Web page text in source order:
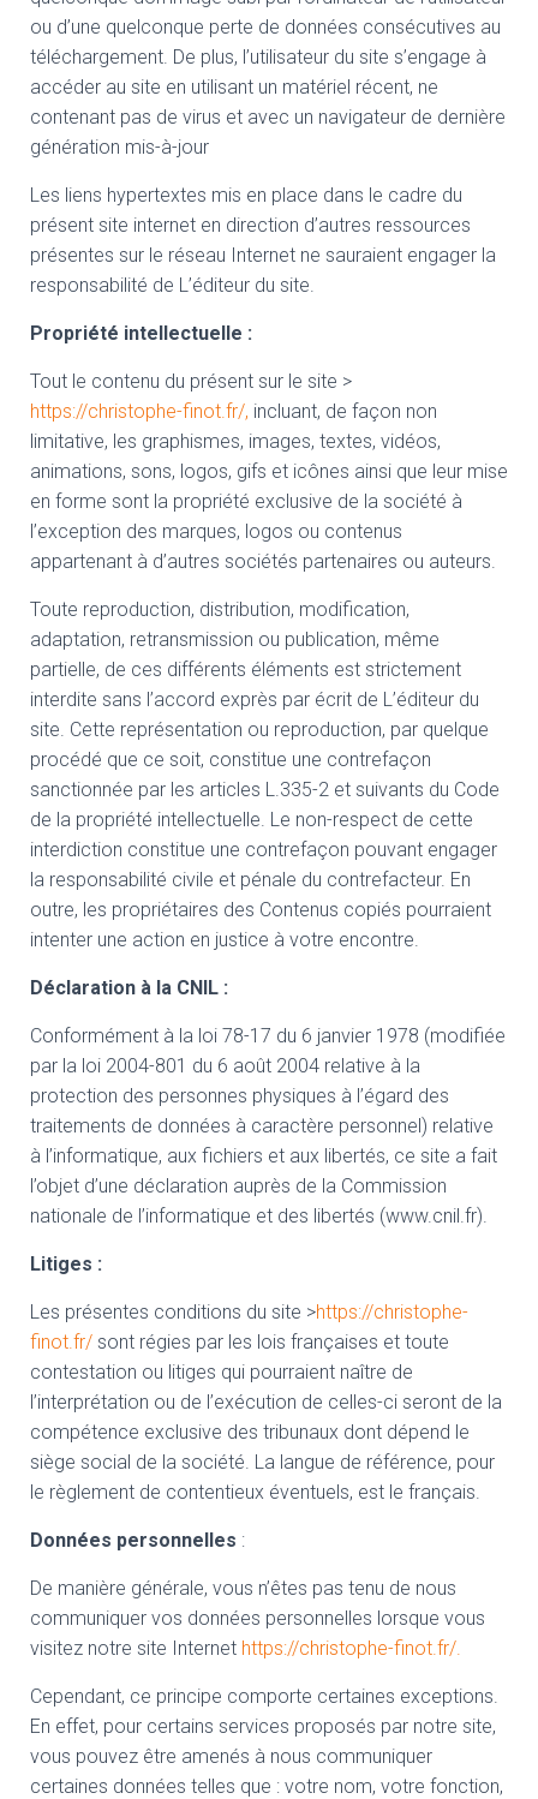
ou d’une quelconque perte de données consécutives au
téléchargement. De plus, l’utilisateur du site s’engage à
accéder au site en utilisant un matériel récent, ne
contenant pas de virus et avec un navigateur de dernière
génération mis-à-jour
Les liens hypertextes mis en place dans le cadre du
présent site internet en direction d’autres ressources
présentes sur le réseau Internet ne sauraient engager la
responsabilité de L’éditeur du site.
Propriété intellectuelle :
Tout le contenu du présent sur le site >
https://christophe-finot.fr/, incluant, de façon non
limitative, les graphismes, images, textes, vidéos,
animations, sons, logos, gifs et icônes ainsi que leur mise
en forme sont la propriété exclusive de la société à
l’exception des marques, logos ou contenus
appartenant à d’autres sociétés partenaires ou auteurs.
Toute reproduction, distribution, modification,
adaptation, retransmission ou publication, même
partielle, de ces différents éléments est strictement
interdite sans l’accord exprès par écrit de L’éditeur du
site. Cette représentation ou reproduction, par quelque
procédé que ce soit, constitue une contrefaçon
sanctionnée par les articles L.335-2 et suivants du Code
de la propriété intellectuelle. Le non-respect de cette
interdiction constitue une contrefaçon pouvant engager
la responsabilité civile et pénale du contrefacteur. En
outre, les propriétaires des Contenus copiés pourraient
intenter une action en justice à votre encontre.
Déclaration à la CNIL :
Conformément à la loi 78-17 du 6 janvier 1978 (modifiée
par la loi 2004-801 du 6 août 2004 relative à la
protection des personnes physiques à l’égard des
traitements de données à caractère personnel) relative
à l’informatique, aux fichiers et aux libertés, ce site a fait
l’objet d’une déclaration auprès de la Commission
nationale de l’informatique et des libertés (www.cnil.fr).
Litiges :
Les présentes conditions du site >https://christophe-
finot.fr/ sont régies par les lois françaises et toute
contestation ou litiges qui pourraient naître de
l’interprétation ou de l’exécution de celles-ci seront de la
compétence exclusive des tribunaux dont dépend le
siège social de la société. La langue de référence, pour
le règlement de contentieux éventuels, est le français.
Données personnelles :
De manière générale, vous n’êtes pas tenu de nous
communiquer vos données personnelles lorsque vous
visitez notre site Internet https://christophe-finot.fr/.
Cependant, ce principe comporte certaines exceptions.
En effet, pour certains services proposés par notre site,
vous pouvez être amenés à nous communiquer
certaines données telles que : votre nom, votre fonction,